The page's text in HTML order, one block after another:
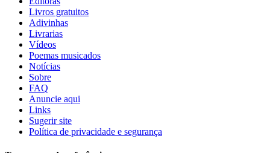
Livros gratuitos
Adivinhas
Livrarias
Vídeos
Poemas musicados
Notícias
Sobre
FAQ
Anuncie aqui
Links
Sugerir site
Política de privacidade e segurança